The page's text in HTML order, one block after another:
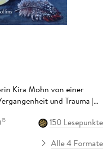
Kira Mohn von einer
und Trauma |
15
150 Lesepunkte
Alle 4 Formate